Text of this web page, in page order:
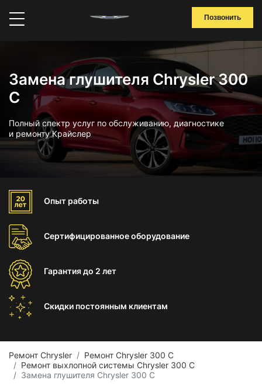
Позвонить
Замена глушителя Chrysler 300
C
Полный спектр услуг по обслуживанию, диагностике
и ремонту Крайслер
Опыт работы
Сертифицированноеоборудование
Гарантиядо 2 лет
Скидки постоянным клиентам
Ремонт Chrysler
Ремонт Chrysler 300 C
Ремонт выхлопной системы Chrysler 300 C
Замена глушителя Chrysler 300 C